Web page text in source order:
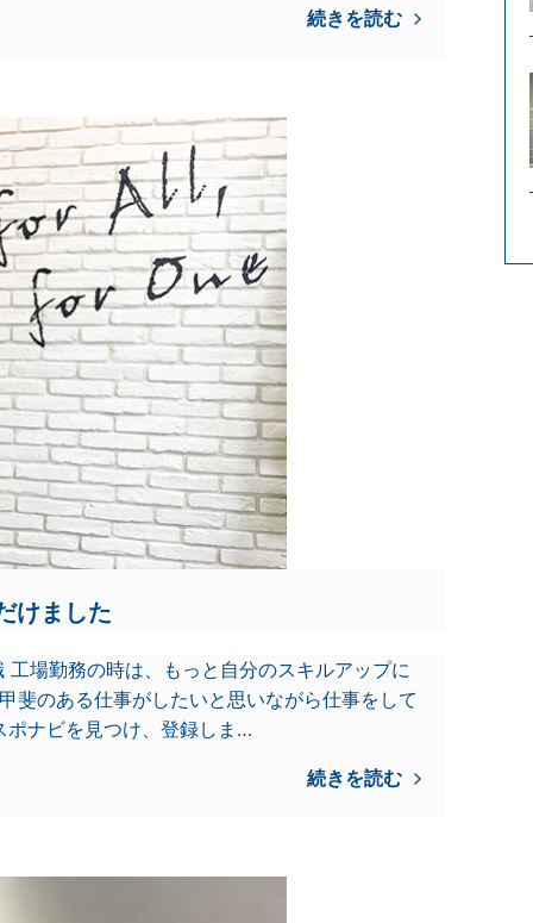
続きを読む
けました
場勤務の時は、もっと自分のスキルアップに
斐のある仕事がしたいと思いながら仕事をして
ナビを見つけ、登録しま…
続きを読む